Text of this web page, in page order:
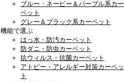
ブルー・ネービー＆パープル系カー
ペット
グレー＆ブラック系カーペット
機能で選ぶ
はっ水・防汚カーペット
防ダニ・防虫カーペット
抗ウィルス・抗菌カーペット
アトピー・アレルギー対策カーペッ
ト